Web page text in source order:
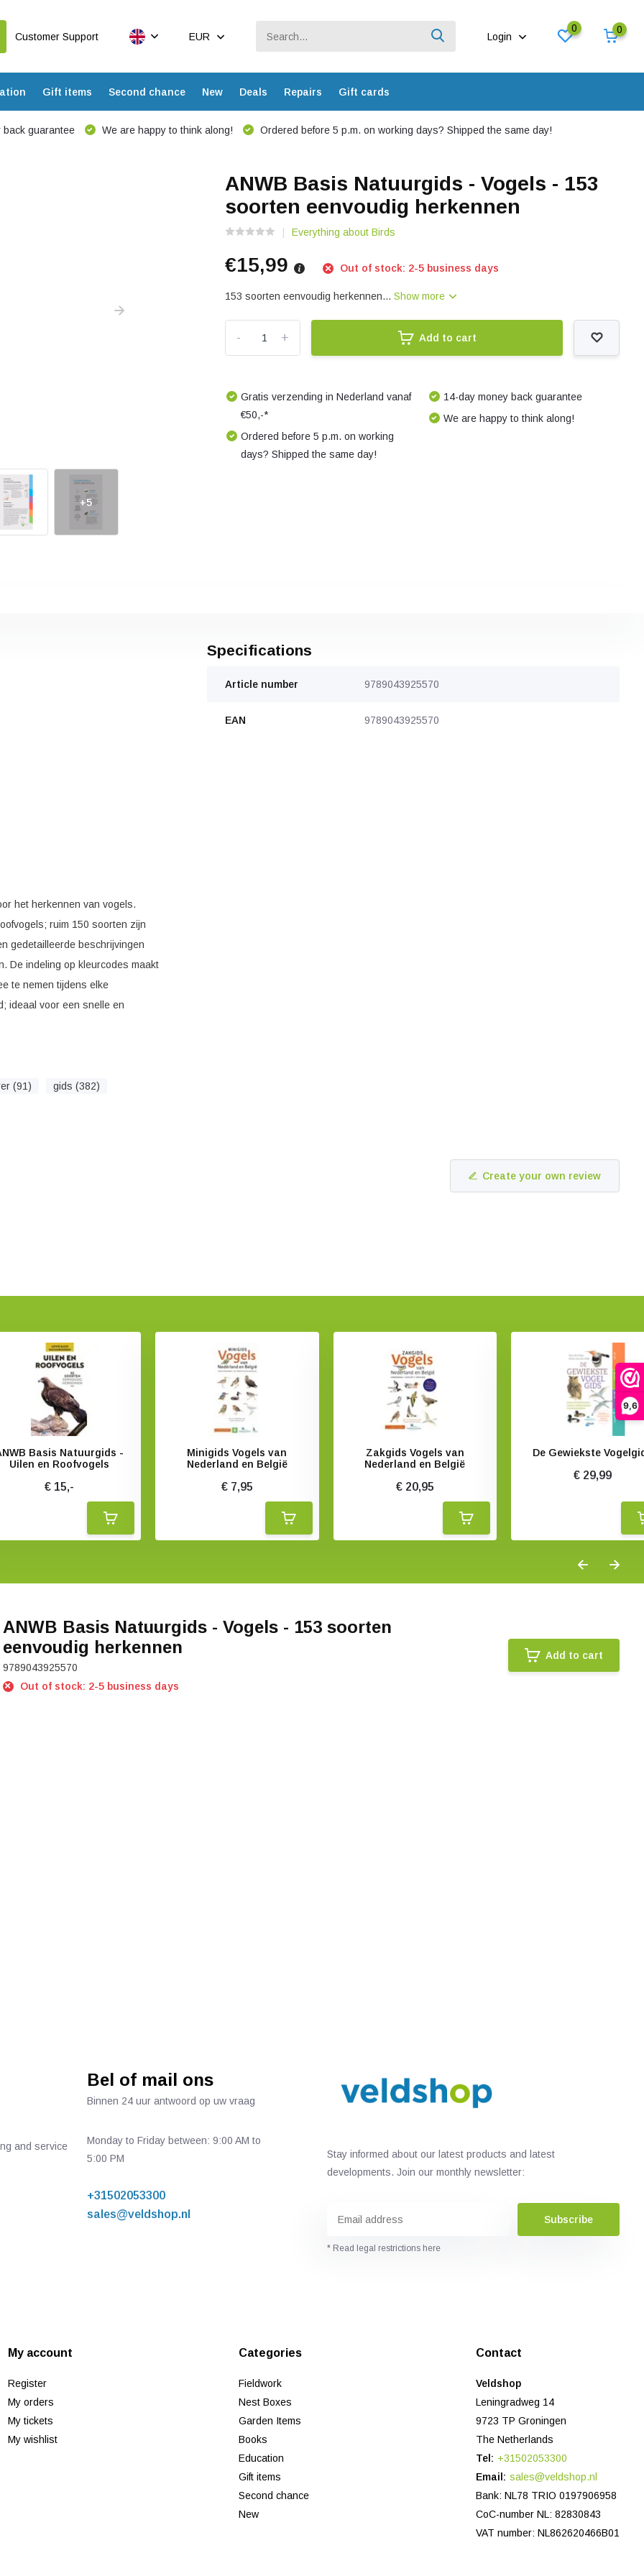
9,6
Customer Support EUR Login
0 0
Gift items Second chance New Deals Repairs Gift cards
back guarantee We are happy to think along! Ordered before 5 p.m. on working days? Shipped the same day!
+5
ANWB Basis Natuurgids - Vogels - 153
soorten eenvoudig herkennen
Everything about Birds
€15,99 Out of stock: 2-5 business days
153 soorten eenvoudig herkennen...Show more
+
- Add to cart
Gratis verzending in Nederland vanaf
€50,-*
Ordered before 5 p.m. on working
days? Shipped the same day!
14-day money back guarantee
We are happy to think along!
het herkennen van vogels.
ruim 150 soorten zijn
gedetailleerde beschrijvingen
De indeling op kleurcodes maakt
te nemen tijdens elke
ideaal voor een snelle en
(91)
gids (382)
Specifications
Article number 9789043925570
EAN 9789043925570
Create your own review
Basis Natuurgids -
Uilen en Roofvogels
€ 15,-
Minigids Vogels van
Nederland en België
€ 7,95
Zakgids Vogels van
Nederland en België
€ 20,95
De Gewiekste
€ 29,99
ANWB Basis Natuurgids - Vogels - 153 soorten
eenvoudig herkennen
9789043925570
Out of stock: 2-5 business days
Add to cart
and service
Bel of mail ons
Binnen 24 uur antwoord op uw vraag
Monday to Friday between: 9:00 AM to
5:00 PM
+31502053300
sales@veldshop.nl
Stay informed about our latest products and latest
developments. Join our monthly newsletter:
Subscribe
* Read legal restrictions here
My account
Register
My orders
My tickets
My wishlist
Categories
Fieldwork
Nest Boxes
Garden Items
Books
Education
Gift items
Second chance
New
Contact
Veldshop
Leningradweg 14
9723 TP Groningen
The Netherlands
Tel: +31502053300
Email: sales@veldshop.nl
Bank: NL78 TRIO 0197906958
CoC-number NL: 82830843
VAT number: NL862620466B01